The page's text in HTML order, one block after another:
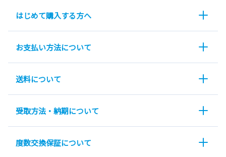
はじめて購入する方へ
お支払い方法について
送料について
受取方法・納期について
度数交換保証について